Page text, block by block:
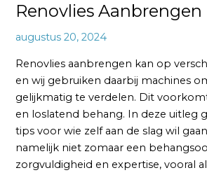
Renovlies Aanbrengen
augustus 20, 2024
Renovlies aanbrengen kan op
en wij gebruiken daarbij machines
gelijkmatig te verdelen. Dit
en loslatend behang. In deze uitleg
tips voor wie zelf aan de slag wil
namelijk niet zomaar een
zorgvuldigheid en expertise, vooral